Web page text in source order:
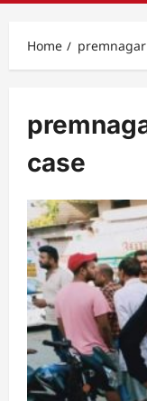
Home
case